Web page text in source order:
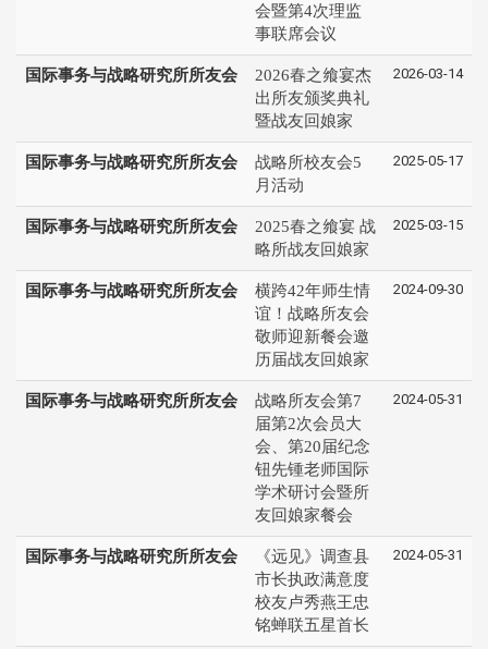
会暨第4次理监
事联席会议
国际事务与战略研究所所友会
2026春之飨宴杰
出所友颁奖典礼
暨战友回娘家
2026-03-14
国际事务与战略研究所所友会
战略所校友会5
月活动
2025-05-17
国际事务与战略研究所所友会
2025春之飨宴 战
略所战友回娘家
2025-03-15
国际事务与战略研究所所友会
横跨42年师生情
谊！战略所友会
敬师迎新餐会邀
历届战友回娘家
2024-09-30
国际事务与战略研究所所友会
战略所友会第7
届第2次会员大
会、第20届纪念
钮先锺老师国际
学术研讨会暨所
友回娘家餐会
2024-05-31
国际事务与战略研究所所友会
《远见》调查县
市长执政满意度
校友卢秀燕王忠
铭蝉联五星首长
2024-05-31